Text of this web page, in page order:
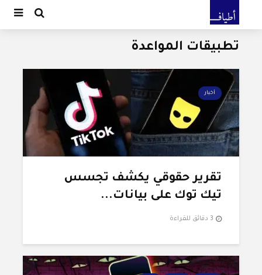
تطبيقات المواعدة
أخبار
تقرير حقوقي يكشف تجسس
تيك توك على بيانات...
3 دقائق للقراءة